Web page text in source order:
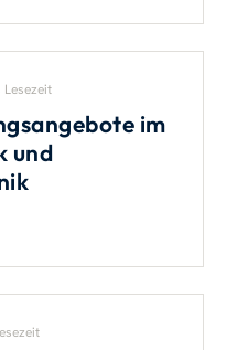
im
und